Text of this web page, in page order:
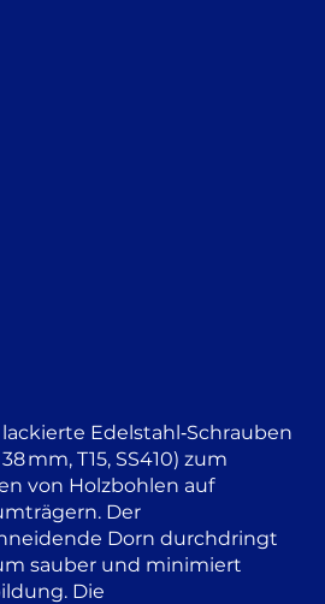
Edelstahl‑Schrauben
38 mm, T15, SS410) zum
von Holzbohlen auf
Der
Dorn durchdringt
sauber und minimiert
Die